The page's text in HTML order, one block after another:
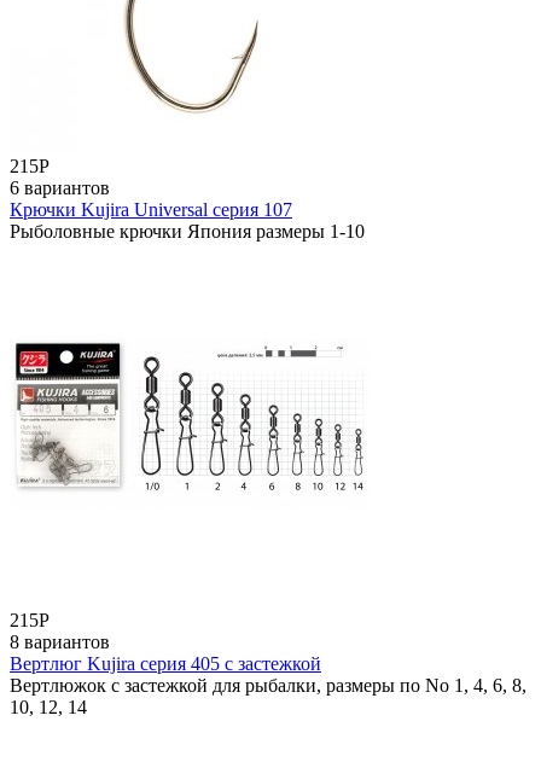
215Р
6 вариантов
Крючки Kujira Universal серия 107
Рыболовные крючки Япония размеры 1-10
215Р
8 вариантов
Вертлюг Kujira серия 405 с застежкой
Вертлюжок с застежкой для рыбалки, размеры по No 1, 4, 6, 8,
10, 12, 14